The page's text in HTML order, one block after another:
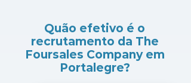
Quão efetivo é o
recrutamento da The
Foursales Company em
Portalegre?